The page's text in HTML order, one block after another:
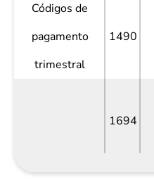
Códigos de
pagamento
trimestral
1490
1694